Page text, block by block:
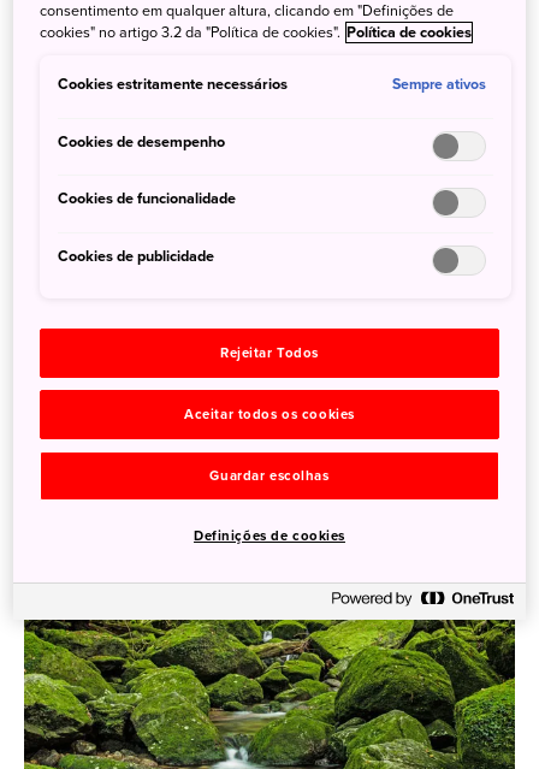
Maravilhas Naturais
singular, e o Japão está repleto desses lugares quase
província de Kagoshima, tendo um quinto de seu território
de plantas e animais, que só existem nesse local do
consentimento em qualquer altura, clicando em "Definições de
cookies" no artigo 3.2 da "Política de cookies". Política de cookies
Cookies estritamente necessários Sempre ativos
Cookies de desempenho
Cookies de funcionalidade
Cookies de publicidade
Rejeitar Todos
Aceitar todos os cookies
Guardar escolhas
Definições de cookies